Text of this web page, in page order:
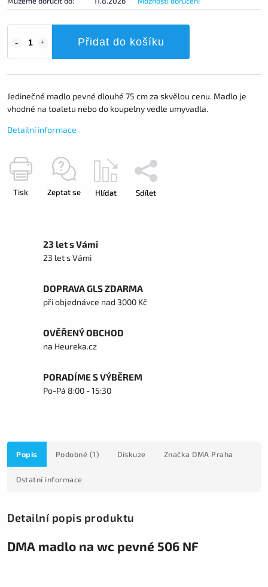
Přidat do košíku
Jedinečné madlo pevné dlouhé 75 cm za skvělou cenu. Madlo je
vhodné na toaletu nebo do koupelny vedle umyvadla.
Detailní informace
Tisk Zeptat se Hlídat Sdílet
23 let s Vámi
23 let s Vámi
DOPRAVA GLS ZDARMA
při objednávce nad 3000 Kč
OVĚŘENÝ OBCHOD
na Heureka.cz
PORADÍME S VÝBĚREM
Po-Pá 8:00 - 15:30
Popis Podobné (1) Diskuze Značka DMA Praha
Ostatní informace
Detailní popis produktu
DMA madlo na wc pevné 506 NF